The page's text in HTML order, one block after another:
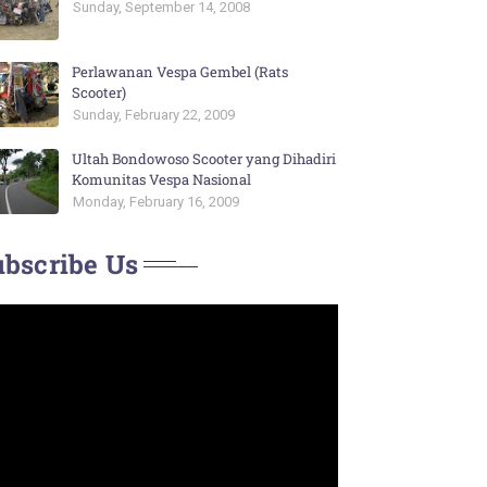
Sunday, September 14, 2008
Perlawanan Vespa Gembel (Rats
Scooter)
Sunday, February 22, 2009
Ultah Bondowoso Scooter yang Dihadiri
Komunitas Vespa Nasional
Monday, February 16, 2009
Us